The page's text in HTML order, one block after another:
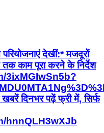
परियोजनाएं देखीं:* मजदूरों
काम पूरा करने के निर्देश
3ixMGIwSn5b?
दिनभर पढ़ें फ्री में, सिर्फ
hnnQLH3wXJb